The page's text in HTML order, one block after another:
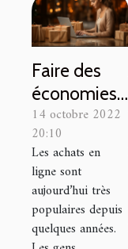
Faire des
économies
en faisant
des achats
en ligne
14 octobre 2022
20:10
Les achats en
ligne sont
aujourd’hui très
populaires depuis
quelques années.